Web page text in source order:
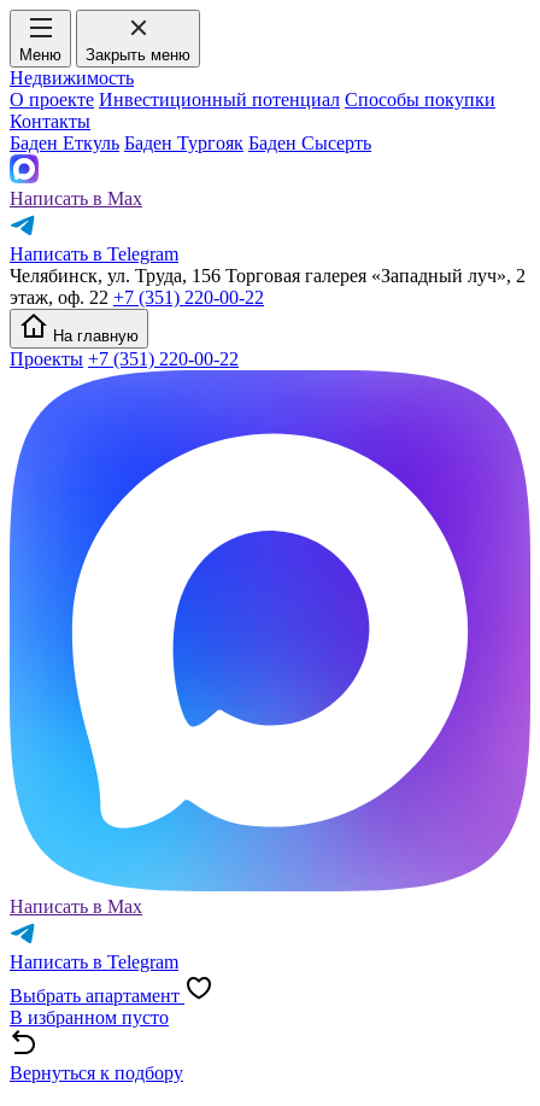
Меню Закрыть меню
Недвижимость
О проекте Инвестиционный потенциал Способы покупки
Контакты
Баден Еткуль Баден Тургояк Баден Сысерть
Написать в Max
Написать в Telegram
Челябинск, ул. Труда, 156 Торговая галерея «Западный луч», 2
этаж, оф. 22 +7 (351) 220-00-22
На главную
Проекты +7 (351) 220-00-22
Написать в Max
Написать в Telegram
Выбрать апартамент
В избранном пусто
Вернуться к подбору